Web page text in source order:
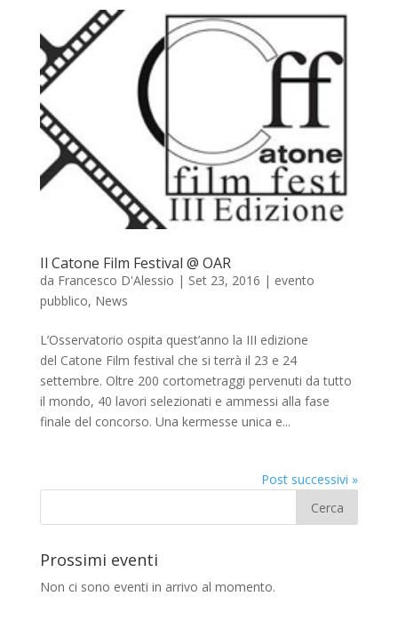
Il Catone Film Festival @ OAR
da Francesco D'Alessio | Set 23, 2016 | evento
pubblico, News
L’Osservatorio ospita quest’anno la III edizione
del Catone Film festival che si terrà il 23 e 24
settembre. Oltre 200 cortometraggi pervenuti da tutto
il mondo, 40 lavori selezionati e ammessi alla fase
finale del concorso. Una kermesse unica e...
Post successivi »
Prossimi eventi
Non ci sono eventi in arrivo al momento.